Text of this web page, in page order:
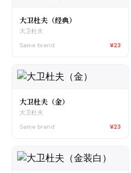
大卫杜夫（经典）
大卫杜夫
Same brand
¥23
大卫杜夫（金）
大卫杜夫
Same brand
¥23